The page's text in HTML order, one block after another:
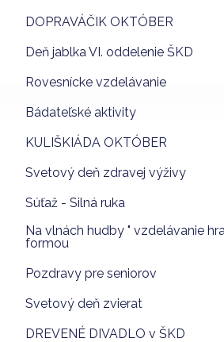
DOPRAVÁČIK OKTÓBER
Deň jablka VI. oddelenie ŠKD
Rovesnícke vzdelávanie
Bádateľské aktivity
KULIŠKIÁDA OKTÓBER
Svetový deň zdravej výživy
Súťaž - Silná ruka
Na vlnách hudby " vzdelávanie
formou
Pozdravy pre seniorov
Svetový deň zvierat
DREVENÉ DIVADLO v ŠKD